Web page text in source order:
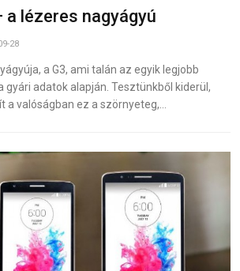
a lézeres nagyágyú
28
a G3, ami talán az egyik legjobb
gyári adatok alapján. Tesztünkből kiderül,
a valóságban ez a szörnyeteg,…